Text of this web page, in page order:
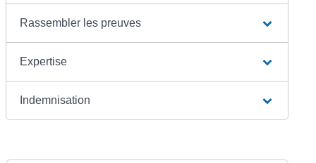
Rassembler les preuves
Expertise
Indemnisation